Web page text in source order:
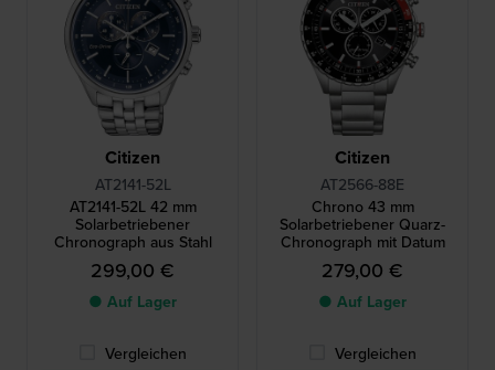
Citizen
AT2141-52L
AT2141-52L 42 mm
Solarbetriebener
Chronograph aus Stahl
299,00 €
● Auf Lager
Vergleichen
Citizen
AT2566-88E
Chrono 43 mm
Solarbetriebener Quarz-
Chronograph mit Datum
279,00 €
● Auf Lager
Vergleichen